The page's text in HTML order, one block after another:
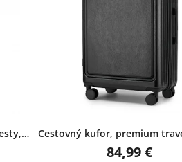
Cestovný kufor, premium
čierny
84,99 €